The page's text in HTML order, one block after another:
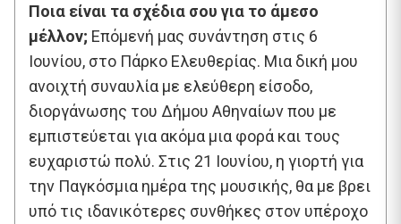
Ποια είναι τα σχέδια σου για το άμεσο
μέλλον; Επόμενή μας συνάντηση στις 6
Ιουνίου, στο Πάρκο Ελευθερίας. Μια δική μου
ανοιχτή συναυλία με ελεύθερη είσοδο,
διοργάνωσης του Δήμου Αθηναίων που με
εμπιστεύεται για ακόμα μια φορά και τους
ευχαριστώ πολύ. Στις 21 Ιουνίου, η γιορτή για
την Παγκόσμια ημέρα της μουσικής, θα με βρει
υπό τις ιδανικότερες συνθήκες στον υπέροχο